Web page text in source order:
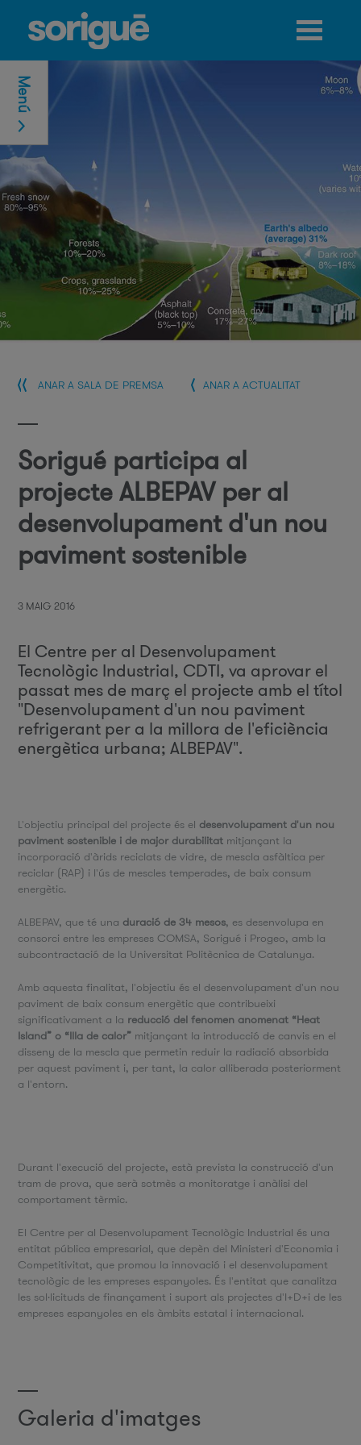
Jump to navigation
ANAR A SALA DE PREMSA ANAR A ACTUALITAT
Sorigué participa al
projecte ALBEPAV per al
desenvolupament d'un nou
paviment sostenible
3 MAIG 2016
El Centre per al Desenvolupament
Tecnològic Industrial, CDTI, va aprovar el
passat mes de març el projecte amb el títol
"Desenvolupament d'un nou paviment
refrigerant per a la millora de l'eficiència
energètica urbana; ALBEPAV".
L'objectiu principal del projecte és el desenvolupament d'un nou
paviment sostenible i de major durabilitat mitjançant la
incorporació d'àrids reciclats de vidre, de mescla asfàltica per
reciclar (RAP) i l'ús de mescles temperades, de baix consum
energètic.
ALBEPAV, que té una duració de 34 mesos, es desenvolupa en
consorci entre les empreses COMSA, Sorigué i Progeo, amb la
subcontractació de la Universitat Politècnica de Catalunya.
Amb aquesta finalitat, l'objectiu és el desenvolupament d'un nou
paviment de baix consum energètic que contribueixi
significativament a la reducció del fenomen anomenat “Heat
Island” o “Illa de calor” mitjançant la introducció de canvis en el
disseny de la mescla que permetin reduir la radiació absorbida
per aquest paviment i, per tant, la calor alliberada posteriorment
a l'entorn.
Durant l'execució del projecte, està prevista la construcció d'un
tram de prova, que serà sotmès a monitoratge i anàlisi del
comportament tèrmic.
El Centre per al Desenvolupament Tecnològic Industrial és una
entitat pública empresarial, que depèn del Ministeri d'Economia i
Competitivitat, que promou la innovació i el desenvolupament
tecnològic de les empreses espanyoles. És l'entitat que canalitza
les sol·licituds de finançament i suport als projectes d'I+D+i de les
empreses espanyoles en els àmbits estatal i internacional.
Galeria d'imatges
Menú